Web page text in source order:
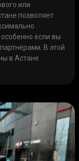
или
позволяет
если вы
В этой
в Астане